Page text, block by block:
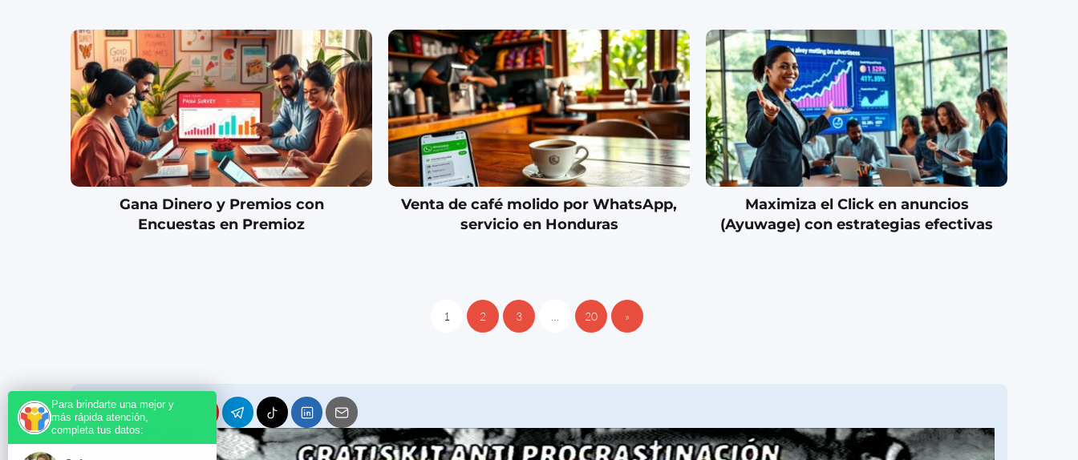
Gana Dinero y Premios con
Encuestas en Premioz
Venta de café molido por WhatsApp,
servicio en Honduras
Maximiza el Click en anuncios
(Ayuwage) con estrategias efectivas
1 2 3 20 »
Para brindarte una mejor y
más rápida atención,
completa tus datos: